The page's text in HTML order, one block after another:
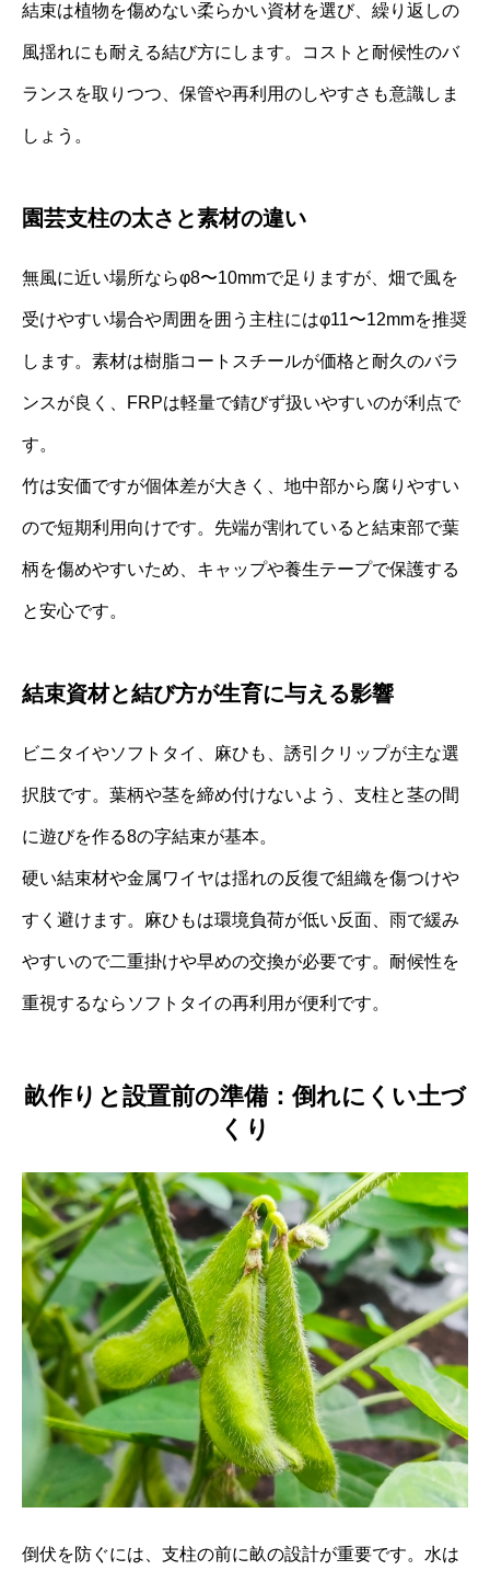
結束は植物を傷めない柔らかい資材を選び、繰り返しの
風揺れにも耐える結び方にします。コストと耐候性のバ
ランスを取りつつ、保管や再利用のしやすさも意識しま
しょう。
園芸支柱の太さと素材の違い
無風に近い場所ならφ8〜10mmで足りますが、畑で風を
受けやすい場合や周囲を囲う主柱にはφ11〜12mmを推奨
します。素材は樹脂コートスチールが価格と耐久のバラ
ンスが良く、FRPは軽量で錆びず扱いやすいのが利点で
す。
竹は安価ですが個体差が大きく、地中部から腐りやすい
ので短期利用向けです。先端が割れていると結束部で葉
柄を傷めやすいため、キャップや養生テープで保護する
と安心です。
結束資材と結び方が生育に与える影響
ビニタイやソフトタイ、麻ひも、誘引クリップが主な選
択肢です。葉柄や茎を締め付けないよう、支柱と茎の間
に遊びを作る8の字結束が基本。
硬い結束材や金属ワイヤは揺れの反復で組織を傷つけや
すく避けます。麻ひもは環境負荷が低い反面、雨で緩み
やすいので二重掛けや早めの交換が必要です。耐候性を
重視するならソフトタイの再利用が便利です。
畝作りと設置前の準備：倒れにくい土づ
くり
倒伏を防ぐには、支柱の前に畝の設計が重要です。水は